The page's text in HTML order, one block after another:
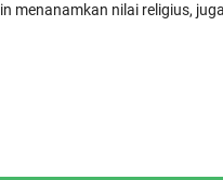
menanamkan nilai religius,